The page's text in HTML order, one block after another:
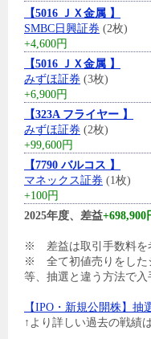
【5016 ＪＸ金属 】
SMBC日興証券 (2枚)
+4,600円
【5016 ＪＸ金属 】
みずほ証券 (3枚)
+6,900円
【323A フライヤー 】
みずほ証券 (2枚)
+99,600円
【7790 バルコス 】
マネックス証券 (1枚)
+100円
2025年度、差益+698,900
※ 差益は取引手数料を
※ 全て初値売りをした
等、抽選と違う方法で入
【IPO・新規公開株】
↑より詳しい過去の戦績